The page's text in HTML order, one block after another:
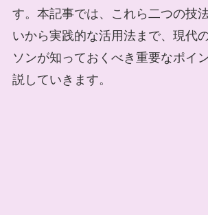
す。本記事では、これら二つの技
いから実践的な活用法まで、現代
ソンが知っておくべき重要なポイ
説していきます。